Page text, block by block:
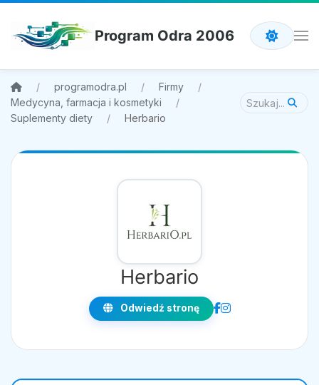
Program Odra 2006
programodra.pl
Firmy
Medycyna, farmacja i kosmetyki
Suplementy diety
Herbario
Herbario
Odwiedź stronę